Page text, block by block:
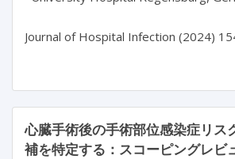
心臓手術後の手術部位感染症リス
補を特定する：スコーピングレ